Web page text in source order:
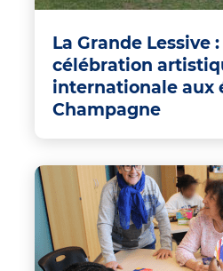
La Grande Lessive
célébration
internationale aux
Champagne